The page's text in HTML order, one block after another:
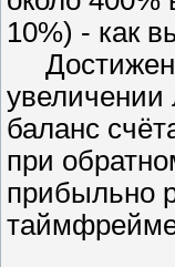
10%) - как
увеличении
баланс
при
прибыльно